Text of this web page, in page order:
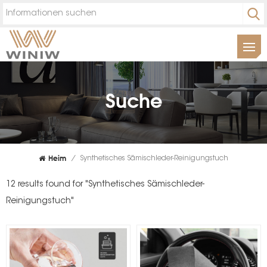
Suche
Heim / Synthetisches Sämischleder-Reinigungstuch
12 results found for "Synthetisches Sämischleder-
Reinigungstuch"